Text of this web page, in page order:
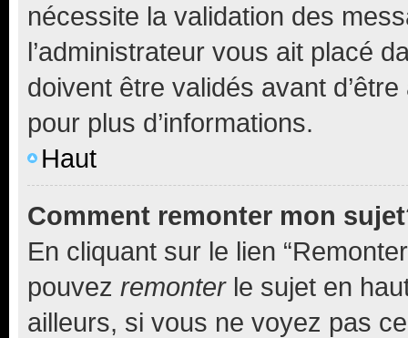
nécessite la validation des
l’administrateur vous ait placé
doivent être validés avant
pour plus d’informations.
Haut
Comment remonter mon
En cliquant sur le lien
pouvez remonterle sujet en
ailleurs, si vous ne voyez pas